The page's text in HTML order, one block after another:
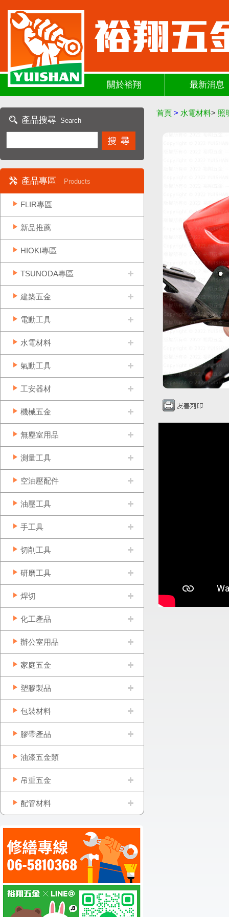
關於裕翔 最新消息
產品搜尋 Search
產品專區 Products
FLIR專區
新品推薦
HIOKI專區
TSUNODA專區
建築五金
電動工具
水電材料
氣動工具
工安器材
機械五金
無塵室用品
測量工具
空油壓配件
油壓工具
手工具
切削工具
研磨工具
焊切
化工產品
辦公室用品
家庭五金
塑膠製品
包裝材料
膠帶產品
油漆五金類
吊重五金
配管材料
首頁 > 水電材料> 照